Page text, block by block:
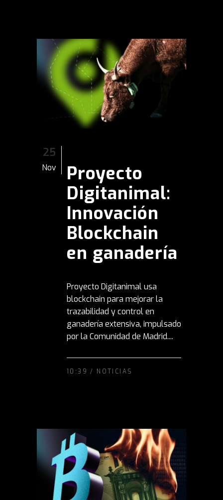
25
Nov
Proyecto
Digitanimal:
Innovación
Blockchain
en ganadería
Proyecto Digitanimal usa
blockchain para mejorar la
trazabilidad y control en
ganadería extensiva, impulsado
por la Comunidad de Madrid....
10:39 / NOTICIAS